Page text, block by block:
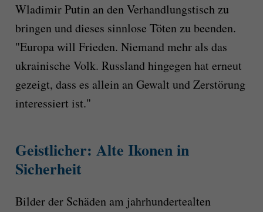
Wladimir Putin an den Verhandlungstisch zu
bringen und dieses sinnlose Töten zu beenden.
"Europa will Frieden. Niemand mehr als das
ukrainische Volk. Russland hingegen hat erneut
gezeigt, dass es allein an Gewalt und Zerstörung
interessiert ist."
Geistlicher: Alte Ikonen in
Sicherheit
Bilder der Schäden am jahrhundertealten